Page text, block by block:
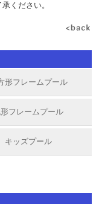
ください。
形フレームプール
フレームプール
キッズプール